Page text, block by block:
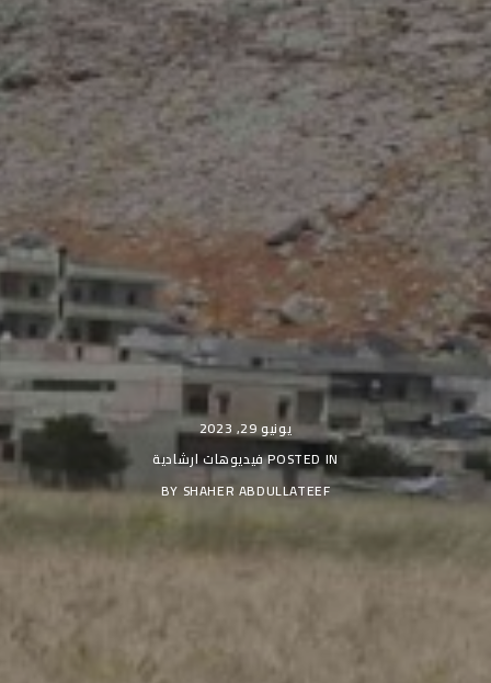
يونيو 29, 2023
POSTED INفيديوهات ارشادية
BY SHAHER ABDULLATEEF